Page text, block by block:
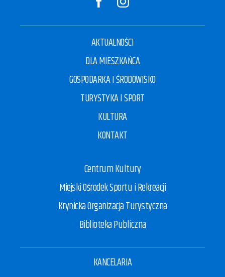
AKTUALNOŚCI
DLA MIESZKAŃCA
GOSPODARKA I ŚRODOWISKO
TURYSTYKA I SPORT
KULTURA
KONTAKT
Centrum Kultury
Miejski Ośrodek Sportu i Rekreacji
Krynicka Organizacja Turystyczna
Biblioteka Publiczna
KANCELARIA